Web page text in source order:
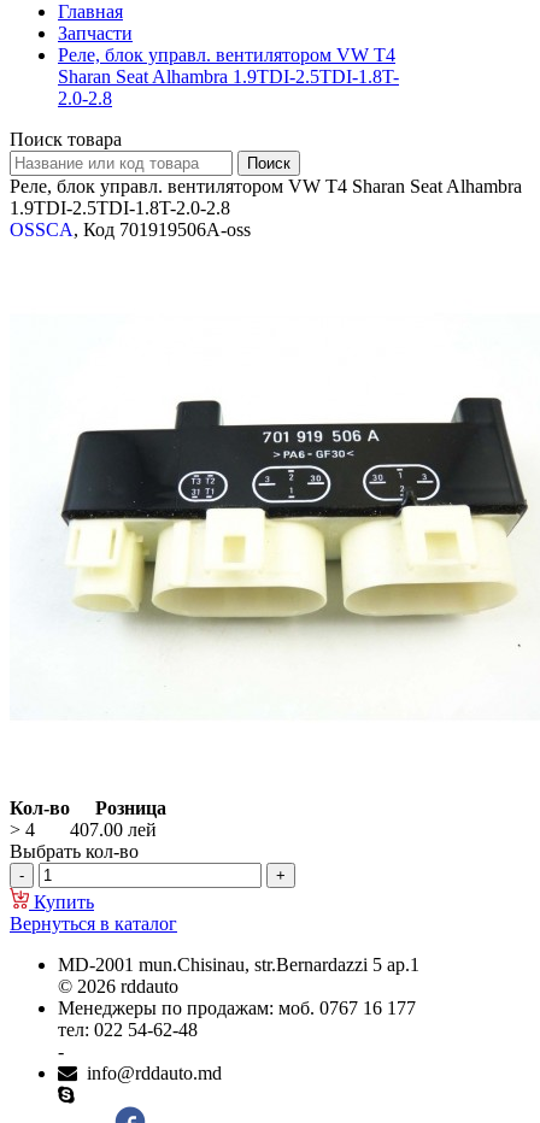
Главная
Запчасти
Реле, блок управл. вентилятором VW T4
Sharan Seat Alhambra 1.9TDI-2.5TDI-1.8T-
2.0-2.8
Поиск товара
Реле, блок управл. вентилятором VW T4 Sharan Seat Alhambra
1.9TDI-2.5TDI-1.8T-2.0-2.8
OSSCA, Код 701919506A-oss
Кол-во
Розница
> 4
407.00 лей
Выбрать кол-во
Купить
Вернуться в каталог
MD-2001 mun.Chisinau, str.Bernardazzi 5 ap.1
© 2026 rddauto
Менеджеры по продажам: моб. 0767 16 177
тел: 022 54-62-48
-
info@rddauto.md